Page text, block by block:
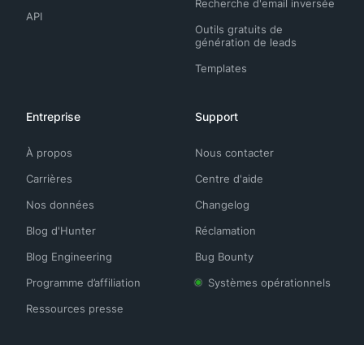
API
Recherche d'email inversée
Outils gratuits de
génération de leads
Templates
Entreprise
À propos
Carrières
Nos données
Blog d'Hunter
Blog Engineering
Programme d’affiliation
Ressources presse
Support
Nous contacter
Centre d'aide
Changelog
Réclamation
Bug Bounty
Systèmes opérationnels